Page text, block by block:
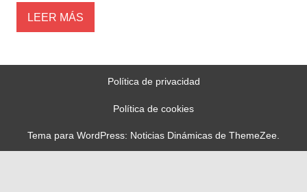
LEER MÁS
Política de privacidad
Política de cookies
Tema para WordPress: Noticias Dinámicas de ThemeZee.